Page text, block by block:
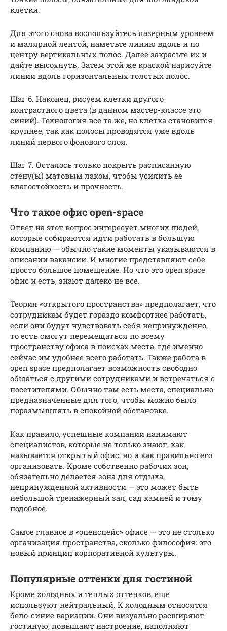
клетки.
Для этого снова воспользуйтесь лазерным уровнем
и малярной лентой, наметьте линию вдоль и по
центру вертикальных полос. Далее закрасьте их и
дайте высохнуть. Затем этой же краской нарисуйте
линии вдоль горизонтальных толстых полос.
Шаг 6. Наконец, рисуем клетки другого
контрастного цвета (в данном мастер-классе это
синий). Технология все та же, но клетка становится
крупнее, так как полосы проводятся уже вдоль
линий первого фонового слоя.
Шаг 7. Осталось только покрыть расписанную
стену(ы) матовым лаком, чтобы усилить ее
влагостойкость и прочность.
Что такое офис open-space
Ответ на этот вопрос интересует многих людей,
которые собираются идти работать в большую
компанию — обычно такие моменты указываются в
описании вакансии. И многие представляют себе
просто большое помещение. Но что это open space
офис и есть, знают далеко не все.
Теория «открытого пространства» предполагает, что
сотрудникам будет гораздо комфортнее работать,
если они будут чувствовать себя непринужденно,
то есть смогут перемещаться по всему
пространству офиса в поисках места, где именно
сейчас им удобнее всего работать. Также работа в
open space предполагает возможность свободно
общаться с другими сотрудниками и встречаться с
посетителями. Обычно там есть места, специально
предназначенные для того, чтобы можно было
поразмышлять в спокойной обстановке.
Как правило, успешные компании нанимают
специалистов, которые не только знают, как
называется открытый офис, но и как правильно его
организовать. Кроме собственно рабочих зон,
обязательно делается зона для отдыха,
непринужденной активности — это может быть
небольшой тренажерный зал, сад камней и тому
подобное.
Самое главное в «опенспейс» офисе — это не столько
организация пространства, сколько философия: это
новый принцип корпоративной культуры.
Популярные оттенки для гостиной
Кроме холодных и теплых оттенков, еще
используют нейтральный. К холодным относятся
бело-синие вариации. Они визуально расширяют
гостиную, повышают настроение, наполняют